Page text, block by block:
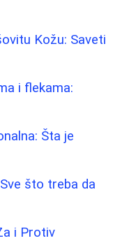
Kožu: Saveti
i flekama:
Šta je
što treba da
i Protiv